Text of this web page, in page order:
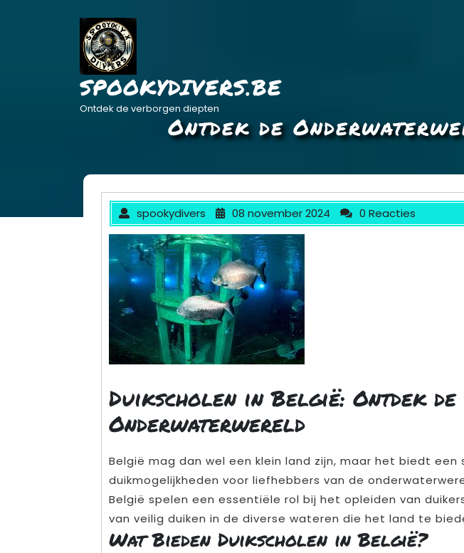
SPOOKYDIVERS.BE
Ontdek de verborgen diepten
Ontdek de
spookydivers 08 november 2024 0 Reacties
Duikscholen in België: Ontdek de
Onderwaterwereld
België mag dan wel een klein land zijn, maar het biedt een
duikmogelijkheden voor liefhebbers van de
België spelen een essentiële rol bij het opleiden van
van veilig duiken in de diverse wateren die het land te
Wat Bieden Duikscholen in België?